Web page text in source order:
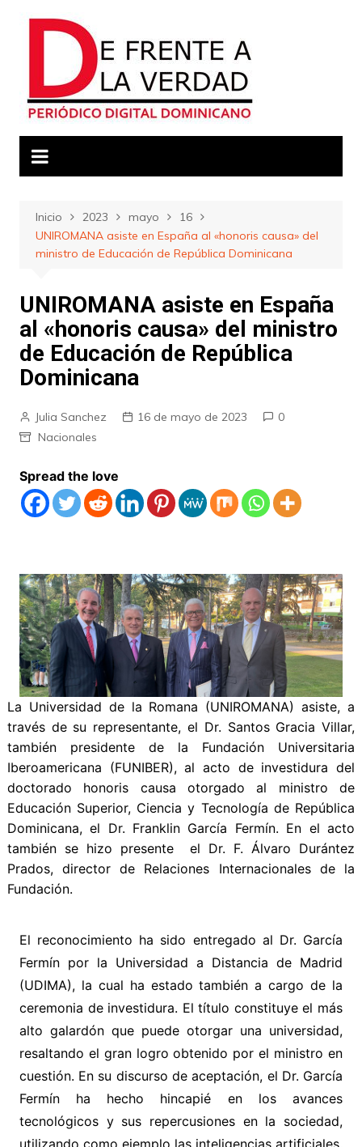
Inicio 2023 mayo
16
UNIROMANA asiste en España al «honoris causa» del
ministro de Educación de República Dominicana
UNIROMANA asiste en España
al «honoris causa» del ministro
de Educación de República
Dominicana
Julia Sanchez 16 de mayo de 2023
0
Nacionales
Spread the love
La Universidad de la Romana (UNIROMANA) asiste, a
través de su representante, el Dr. Santos Gracia Villar,
también presidente de la Fundación Universitaria
Iberoamericana (FUNIBER), al acto de investidura del
doctorado honoris causa otorgado al ministro de
Educación Superior, Ciencia y Tecnología de República
Dominicana, el Dr. Franklin García Fermín. En el acto
también se hizo presente el Dr. F. Álvaro Durántez
Prados, director de Relaciones Internacionales de la
Fundación.
El reconocimiento ha sido entregado al Dr. García
Fermín por la Universidad a Distancia de Madrid
(UDIMA), la cual ha estado también a cargo de la
ceremonia de investidura. El título constituye el más
alto galardón que puede otorgar una universidad,
resaltando el gran logro obtenido por el ministro en
cuestión. En su discurso de aceptación, el Dr. García
Fermín ha hecho hincapié en los avances
tecnológicos y sus repercusiones en la sociedad,